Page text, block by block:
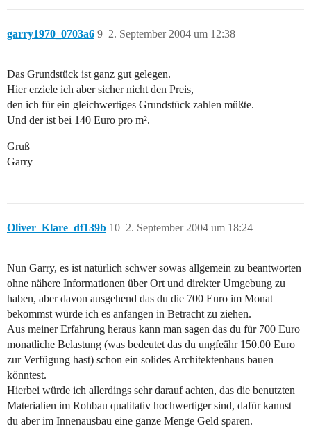
garry1970_0703a6 2. September 2004 um 12:38
9
Das Grundstück ist ganz gut gelegen.
Hier erziele ich aber sicher nicht den Preis,
den ich für ein gleichwertiges Grundstück zahlen müßte.
Und der ist bei 140 Euro pro m².
Gruß
Garry
Oliver_Klare_df139b 2. September 2004 um 18:24
10
Nun Garry, es ist natürlich schwer sowas allgemein zu beantworten
ohne nähere Informationen über Ort und direkter Umgebung zu
haben, aber davon ausgehend das du die 700 Euro im Monat
bekommst würde ich es anfangen in Betracht zu ziehen.
Aus meiner Erfahrung heraus kann man sagen das du für 700 Euro
monatliche Belastung (was bedeutet das du ungfeähr 150.00 Euro
zur Verfügung hast) schon ein solides Architektenhaus bauen
könntest.
Hierbei würde ich allerdings sehr darauf achten, das die benutzten
Materialien im Rohbau qualitativ hochwertiger sind, dafür kannst
du aber im Innenausbau eine ganze Menge Geld sparen.